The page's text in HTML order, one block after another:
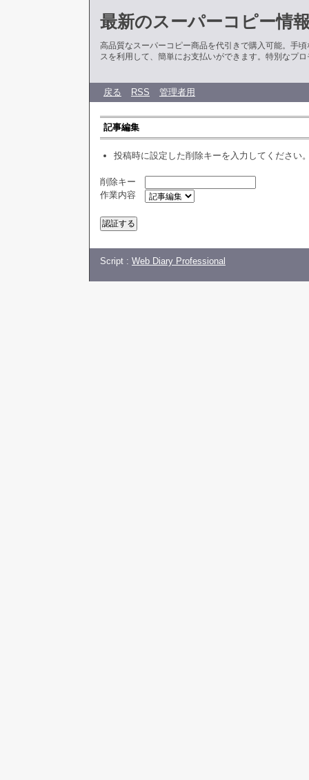
最新のスーパーコピー情
高品質なスーパーコピー商品を代引きで購入可能。手
スを利用して、簡単にお支払いができます。特別なプ
戻る RSS 管理者用
記事編集
投稿時に設定した削除キーを入力してください
削除キー
作業内容
Script : Web Diary Professional